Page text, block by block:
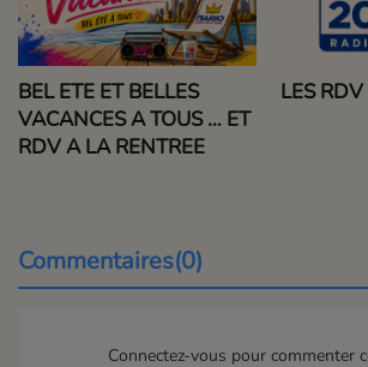
BEL ETE ET BELLES
VACANCES A TOUS … ET
RDV A LA RENTREE
LES
Commentaires(0)
Connectez-vous pour commenter